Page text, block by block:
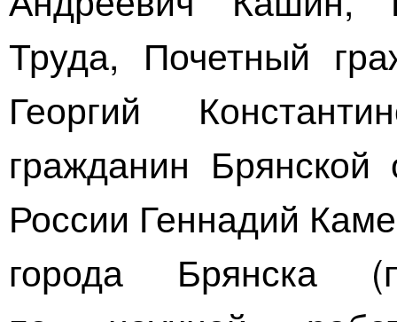
Труда, Почетный
Георгий
гражданин Брянской
России Геннадий
города Брянска